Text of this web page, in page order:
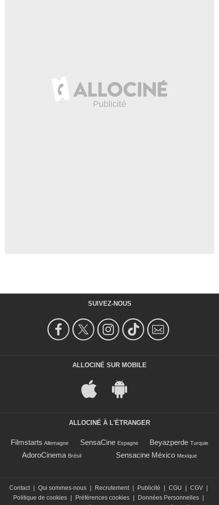
SUIVEZ-NOUS
ALLOCINÉ SUR MOBILE
ALLOCINÉ À L'ÉTRANGER
Filmstarts Allemagne SensaCine Espagne Beyazperde Turquie
AdoroCinema Brésil Sensacine México Mexique
Contact Qui sommes-nous Recrutement Publicité CGU CGV
Politique de cookies
Préférences cookies Données Personnelles